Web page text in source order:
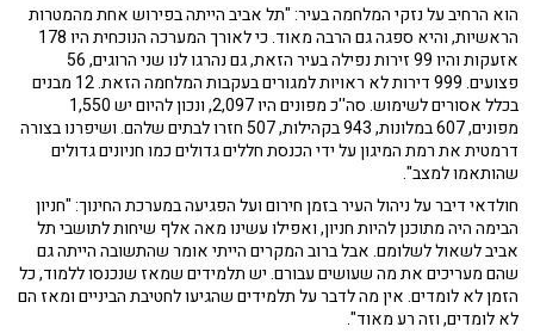
הוא הרחיב על נזקי המלחמה בעיר: "תל אביב הייתה בפירוש אחת מהמטרות
הראשיות, והיא ספגה גם הרבה מאוד. כי לאורך המערכה הנוכחית היו 178
אזעקות והיו 99 זירות נפילה בעיר הזאת, גם נהרגו לנו שני הרוגים, 56
פצועים. 999 דירות לא ראויות למגורים בעקבות המלחמה הזאת. 12 מבנים
בכלל אסורים לשימוש. סה''כ מפונים היו 2,097, ונכון להיום יש 1,550
מפונים, 607 במלונות, 943 בקהילות, 507 חזרו לבתים שלהם. ושיפרנו בצורה
דרמטית את רמת המיגון על ידי הכנסת חללים גדולים כמו חניונים גדולים
שהותאמו למצב".
חולדאי דיבר על ניהול העיר בזמן חירום ועל הפגיעה במערכת החינוך: "חניון
הבימה היה מתוכנן להיות חניון, ואפילו עשינו מאה אלף שיחות לתושבי תל
אביב לשאול לשלומם. אבל ברוב המקרים הייתי אומר שהתשובה הייתה גם
שהם מעריכים את מה שעושים עבורם. יש תלמידים שמאז שנכנסו ללמוד, כל
הזמן לא לומדים. אין מה לדבר על תלמידים שהגיעו לחטיבת הביניים ומאז הם
לא לומדים, וזה רע מאוד".